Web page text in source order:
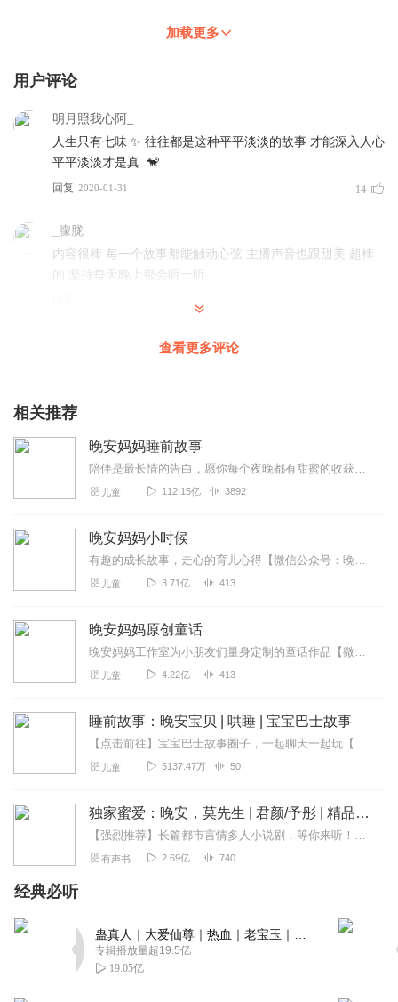
加载更多
用户评论
明月照我心阿_
人生只有七味 ✨ 往往都是这种平平淡淡的故事 才能深入人心
平平淡淡才是真 .🐒
回复 2020-01-31 14
_朦胧
内容很棒 每一个故事都能触动心弦 主播声音也跟甜美 超棒
的 坚持每天晚上都会听一听
回复
七味尤甜_龙龙
越来越期待夏天的到来，弥漫着花香的小巷，树荫下的风，
还有女孩子飞扬的裙角和满眼的绿。你笑着向我跑来，带着
2020-08-22
冻椰软软奶芙
2020-02-23
YY咕咕咕
新频率可以快一点 ，真的不够听 ，以前的 都听好几遍了 ，
加油加油加油＾０＾~
2021-07-23
衣服放
昨晚熬夜看银河来着
2020-01-01
听友314311615
个人喜欢这种风格，姐姐也比较温柔，吐词在清晰一点就更
好了。
2021-04-14
查看更多评论
相关推荐
晚安妈妈睡前故事
陪伴是最长情的告白，愿你每个夜晚都有甜蜜的收获！【微信公众号：晚安妈妈】第一时间分享晚安妈妈和小朋友们的研学旅行喔~晚安妈妈一级播音员，童话作家被300万家庭认...
儿童 112.15亿 3892
晚安妈妈小时候
有趣的成长故事，走心的育儿心得【微信公众号：晚安妈妈】第一时间分享晚安妈妈和小朋友们的研学旅行喔~晚安妈妈一级播音员，童话作家被300万家庭认可为“萌宝辣妈”最...
儿童 3.71亿 413
晚安妈妈原创童话
晚安妈妈工作室为小朋友们量身定制的童话作品【微信公众号：晚安妈妈】第一时间分享晚安妈妈和小朋友们的研学旅行喔~晚安妈妈一级播音员，童话作家被300万家庭认可为“...
儿童 4.22亿 413
睡前故事：晚安宝贝 | 哄睡 | 宝宝巴士故事
【点击前往】宝宝巴士故事圈子，一起聊天一起玩【点击收听】更多好玩有趣的故事，还能学知识噢~宝宝巴士，满载着爱和故事，从彩虹桥飞驰而来，睡前让我们和宝贝一起听听晚...
儿童 5137.47万 50
独家蜜爱：晚安，莫先生 | 君颜/予彤 | 精品多人剧
【强烈推荐】长篇都市言情多人小说剧，等你来听！时隔一年，君颜第二本总裁文新书即将开播，感谢大家的支持和鼓励！感慨时间过得快的同时，不得不说，整天坐在电脑面前录音...
有声书 2.69亿 740
经典必听
专辑播放量超19.5亿
19.05亿